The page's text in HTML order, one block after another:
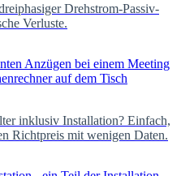
Drehstrom-Passiv-
Verluste.
inklusiv Installation? Einfach,
Richtpreis mit wenigen Daten.